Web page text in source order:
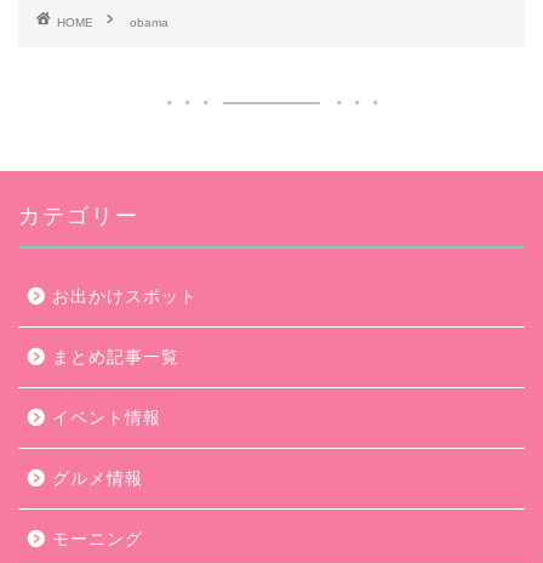
HOME obama
カテゴリー
お出かけスポット
まとめ記事一覧
イベント情報
グルメ情報
モーニング